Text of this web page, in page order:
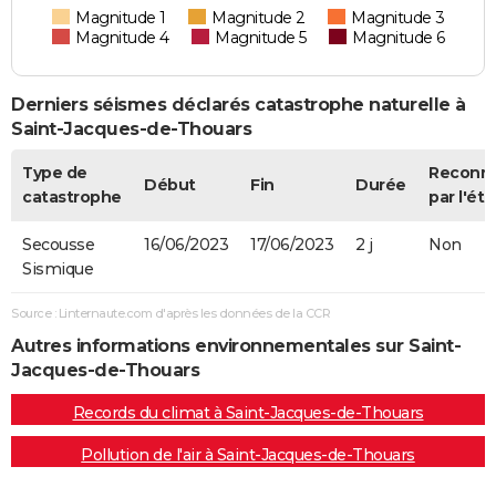
Magnitude 1 Magnitude 2
Magnitude 3
Magnitude 4
Magnitude 5 Magnitude 6
Derniers séismes déclarés catastrophe naturelle à
Saint-Jacques-de-Thouars
Type de
catastrophe
Début Fin Durée
par
Secousse
Sismique
16/06/2023 17/06/2023 2 j Non
Source : Linternaute.com d'après les données de la CCR
Autres informations environnementales sur Saint-
Jacques-de-Thouars
Records du climat à Saint-Jacques-de-Thouars
Pollution de l'air à Saint-Jacques-de-Thouars